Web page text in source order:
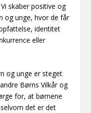
skaber positive og
og unge, hvor de får
identitet
eller
og unge er steget
Børns Vilkår og
for, at børnene
det er det